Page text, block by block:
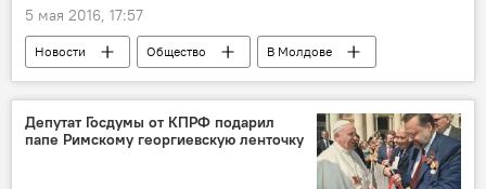
5 мая 2016, 17:57
Новости Общество
В Молдове
Кишинев
Республика Молдова
Александр Жиздан
Корнелиу Гроза
полиция
начальник
Депутат Госдумы от КПРФ подарил
папе Римскому георгиевскую ленточку